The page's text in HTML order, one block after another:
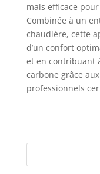
mais efficace
Combinée à un
chaudière, cette
d’un confort
et en contribuant
carbone grâce
professionnels